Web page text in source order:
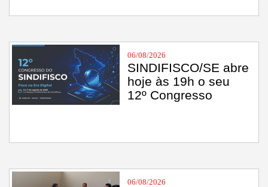
06/08/2026
SINDIFISCO/SE abre
hoje às 19h o seu
12º Congresso
06/08/2026